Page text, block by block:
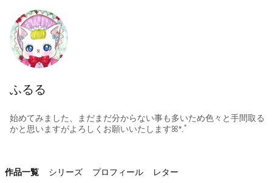
ふるる
始めてみました、まだまだ分からない事も多いため色々と手間取る
かと思いますがよろしくお願いいたしますꕤ*.ﾟ
作品一覧 シリーズ プロフィール レター